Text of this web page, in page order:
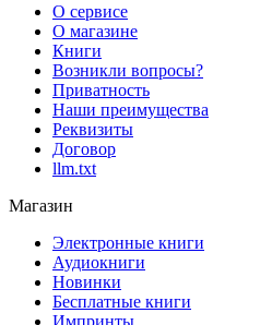
О сервисе
О магазине
Книги
Возникли вопросы?
Приватность
Наши преимущества
Реквизиты
Договор
llm.txt
Магазин
Электронные книги
Аудиокниги
Новинки
Бесплатные книги
Импринты